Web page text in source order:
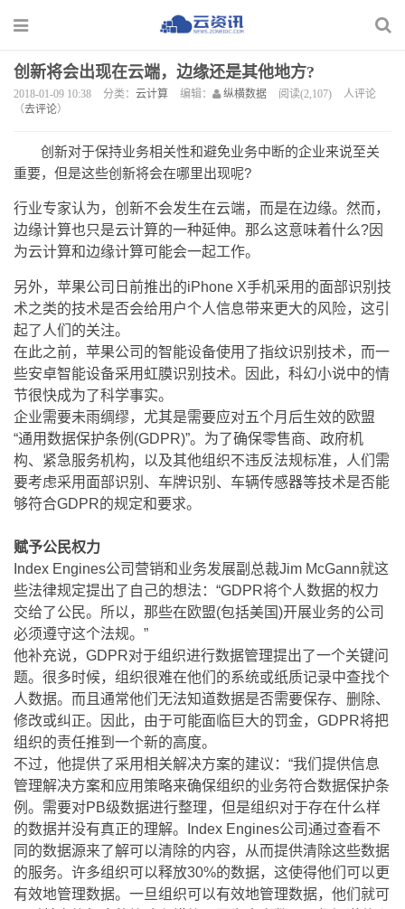
创新将会出现在云端，边缘还是其他地方?
2018-01-09 10:38 分类： 云计算 编辑： 纵横数据 阅读(2,107)
人评论
（去评论）
创新对于保持业务相关性和避免业务中断的企业来说至关
重要，但是这些创新将会在哪里出现呢?
行业专家认为，创新不会发生在云端，而是在边缘。然而，
边缘计算也只是云计算的一种延伸。那么这意味着什么?因
为云计算和边缘计算可能会一起工作。
另外，苹果公司日前推出的iPhone X手机采用的面部识别技
术之类的技术是否会给用户个人信息带来更大的风险，这引
起了人们的关注。
在此之前，苹果公司的智能设备使用了指纹识别技术，而一
些安卓智能设备采用虹膜识别技术。因此，科幻小说中的情
节很快成为了科学事实。
企业需要未雨绸缪，尤其是需要应对五个月后生效的欧盟
“通用数据保护条例(GDPR)”。为了确保零售商、政府机
构、紧急服务机构，以及其他组织不违反法规标准，人们需
要考虑采用面部识别、车牌识别、车辆传感器等技术是否能
够符合GDPR的规定和要求。
赋予公民权力
Index Engines公司营销和业务发展副总裁Jim McGann就这
些法律规定提出了自己的想法：“GDPR将个人数据的权力
交给了公民。所以，那些在欧盟(包括美国)开展业务的公司
必须遵守这个法规。”
他补充说，GDPR对于组织进行数据管理提出了一个关键问
题。很多时候，组织很难在他们的系统或纸质记录中查找个
人数据。而且通常他们无法知道数据是否需要保存、删除、
修改或纠正。因此，由于可能面临巨大的罚金，GDPR将把
组织的责任推到一个新的高度。
不过，他提供了采用相关解决方案的建议：“我们提供信息
管理解决方案和应用策略来确保组织的业务符合数据保护条
例。需要对PB级数据进行整理，但是组织对于存在什么样
的数据并没有真正的理解。Index Engines公司通过查看不
同的数据源来了解可以清除的内容，从而提供清除这些数据
的服务。许多组织可以释放30%的数据，这使得他们可以更
有效地管理数据。一旦组织可以有效地管理数据，他们就可